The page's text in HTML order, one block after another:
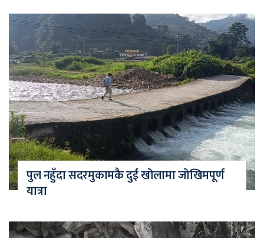
पुल नहुँदा सदरमुकामकै दुई खोलामा जोखिमपूर्ण
यात्रा